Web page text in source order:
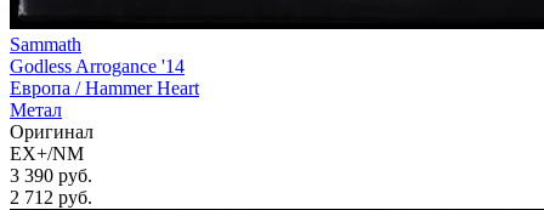
Sammath
Godless Arrogance '14
Европа /Hammer Heart
Метал
Оригинал
EX+/NM
3 390 руб.
2 712 руб.